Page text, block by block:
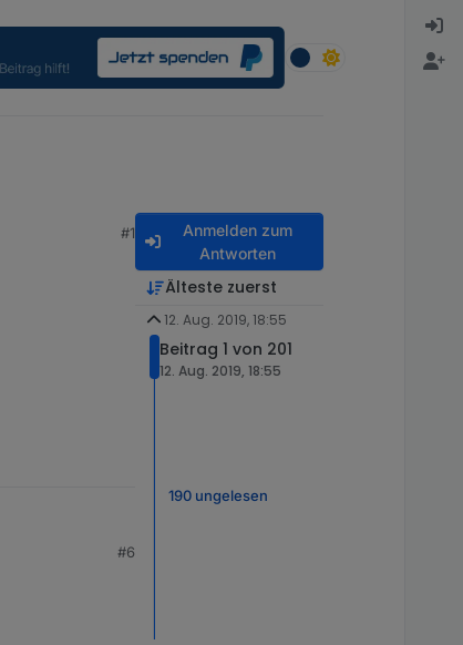
#1
#6
Anmelden zum
Antworten
Älteste zuerst
12. Aug. 2019, 18:55
Beitrag 1 von 201
12. Aug. 2019, 18:55
190 ungelesen